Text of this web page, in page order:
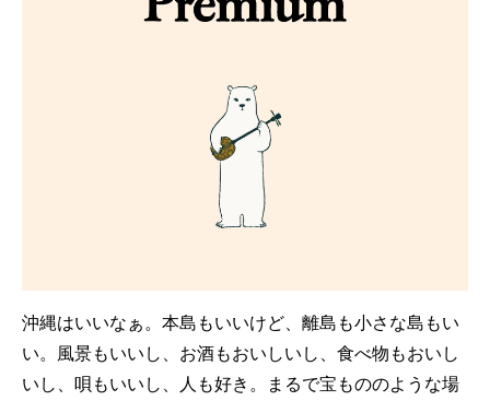
沖縄はいいなぁ。本島もいいけど、離島も小さな島もい
い。風景もいいし、お酒もおいしいし、食べ物もおいし
いし、唄もいいし、人も好き。まるで宝もののような場